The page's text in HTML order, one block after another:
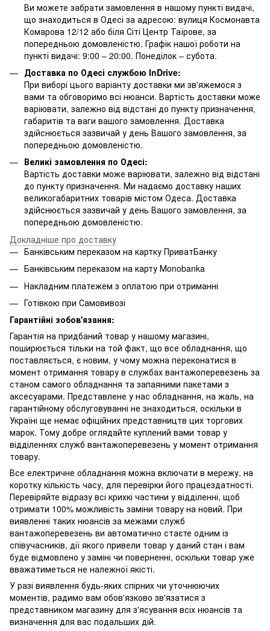
Ви можете забрати замовлення в нашому пункті видачі,
що знаходиться в Одесі за адресою: вулиця Космонавта
Комарова 12/12 або біля Сіті Центр Таїрове, за
попередньою домовленістю. Графік нашої роботи на
пункті видачі: 9:00 – 20:00. Понеділок – субота.
Доставка по Одесі службою InDrive:
При виборі цього варіанту доставки ми зв'яжемося з
вами та обговоримо всі нюанси. Вартість доставки може
варіювати, залежно від відстані до пункту призначення,
габаритів та ваги вашого замовлення. Доставка
здійснюється зазвичай у день Вашого замовлення, за
попередньою домовленістю.
Великі замовлення по Одесі:
Вартість доставки може варіювати, залежно від відстані
до пункту призначення. Ми надаємо доставку наших
великогабаритних товарів містом Одеса. Доставка
здійснюється зазвичай у день Вашого замовлення, за
попередньою домовленістю.
Докладніше про доставку
Банківським переказом на картку ПриватБанку
Банківським переказом на карту Мonobanka
Накладним платежем з оплатою при отриманні
Готівкою при Самовивозі
Гарантійні зобов'язання:
Гарантія на придбаний товар у нашому магазині,
поширюється тільки на той факт, що все обладнання, що
поставляється, є новим, у чому можна переконатися в
момент отримання товару в службах вантажоперевезень за
станом самого обладнання та запаяними пакетами з
аксесуарами. Представлене у нас обладнання, на жаль, на
гарантійному обслуговуванні не знаходиться, оскільки в
Україні ще немає офіційних представництв цих торгових
марок. Тому добре оглядайте куплений вами товар у
відділеннях служб вантажоперевезень у момент отримання
товару.
Все електричне обладнання можна включати в мережу, на
коротку кількість часу, для перевірки його працездатності.
Перевіряйте відразу всі крихкі частини у відділенні, щоб
отримати 100% можливість заміни товару на новий. При
виявленні таких нюансів за межами служб
вантажоперевезень ви автоматично стаєте одним із
співучасників, дії якого привели товар у даний стан і вам
буде відмовлено у заміні чи поверненні, оскільки товар уже
вважатиметься не належної якісті.
У разі виявлення будь-яких спірних чи уточнюючих
моментів, радимо вам обов'язково зв'язатися з
представником магазину для з'ясування всіх нюансів та
визначення для вас подальших дій.